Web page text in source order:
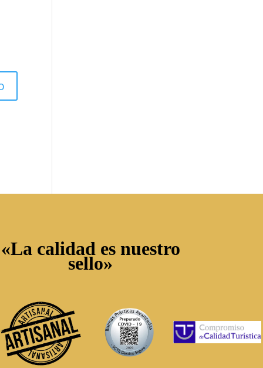
«La calidad es nuestro
sello»